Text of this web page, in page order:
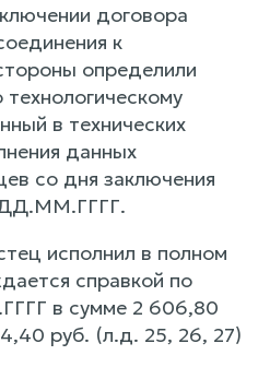
договора
к
определили
в технических
данных
со дня заключения
ДД.ММ.ГГГГ.
исполнил в полном
справкой по
в сумме 2 606,80
руб. (л.д. 25, 26, 27)